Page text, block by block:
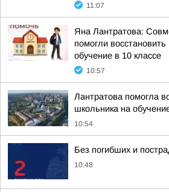
11:07
Яна Лантратова:
помогли
обучение в 10 классе
10:57
Лантратова помогла
школьника на
10:54
Без погибших и
10:48